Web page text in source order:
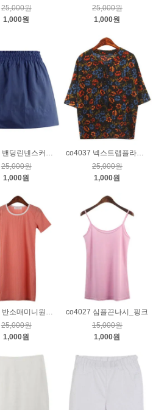
25,000원
1,000원
25,000원
1,000원
co4042 밴딩린넨스커트_네이비
25,000원
1,000원
co4037 넥스트랩플라워튜닉_다크네이비
25,000원
1,000원
co4030 반소매미니원피스_코랄
25,000원
1,000원
co4027 심플끈나시_핑크
15,000원
1,000원